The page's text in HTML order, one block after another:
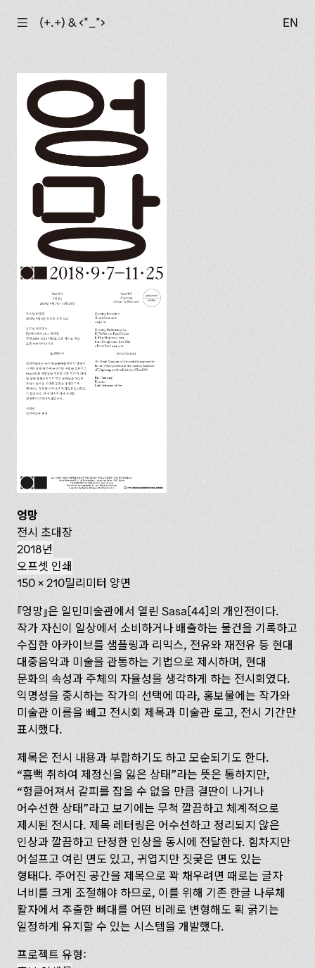
☰ (+.+) & ‹*_*› EN
엉망
전시 초대장
2018년
오프셋 인쇄
150 x 210밀리미터 양면
엉망 은 일민미술관에서 열린 Sasa[44]의 개인전이다.
작가 자신이 일상에서 소비하거나 배출하는 물건을 기록하고
수집한 아카이브를 샘플링과 리믹스, 전유와 재전유 등 현대
대중음악과 미술을 관통하는 기법으로 제시하며, 현대
문화의 속성과 주체의 자율성을 생각하게 하는 전시회였다.
익명성을 중시하는 작가의 선택에 따라, 홍보물에는 작가와
미술관 이름을 빼고 전시회 제목과 미술관 로고, 전시 기간만
표시했다.
제목은 전시 내용과 부합하기도 하고 모순되기도 한다.
“흠뻑 취하여 제정신을 잃은 상태”라는 뜻은 통하지만,
“헝클어져서 갈피를 잡을 수 없을 만큼 결딴이 나거나
어수선한 상태”라고 보기에는 무척 깔끔하고 체계적으로
제시된 전시다. 제목 레터링은 어수선하고 정리되지 않은
인상과 깔끔하고 단정한 인상을 동시에 전달한다. 힘차지만
어설프고 여린 면도 있고, 귀엽지만 짓궂은 면도 있는
형태다. 주어진 공간을 제목으로 꽉 채우려면 때로는 글자
너비를 크게 조절해야 하므로, 이를 위해 기존 한글 나루체
활자에서 추출한 뼈대를 어떤 비례로 변형해도 획 굵기는
일정하게 유지할 수 있는 시스템을 개발했다.
프로젝트 유형: